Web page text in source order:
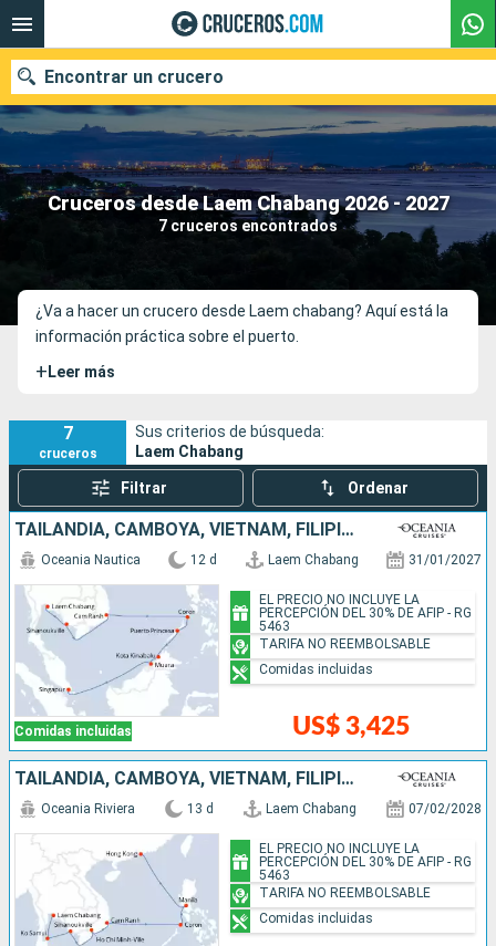
Cruceros desde Laem Chabang 2026 - 2027
7 cruceros encontrados
Encontrar un crucero
Nuestros destinos
Puertos Compañías
¿Va a hacer un crucero desde Laem chabang? Aquí está la
información práctica sobre el puerto.
+ Leer más
7
cruceros
Sus criterios de búsqueda:
Laem Chabang
Filtrar Ordenar
TAILANDIA, CAMBOYA, VIETNAM, FILIPINAS, MALASIA, BRUNEI, SINGAPUR
Comidas incluidas
Oceania Nautica 12 d Laem Chabang 31/01/2027
US$ 3,425
EL PRECIO NO INCLUYE LA
PERCEPCIÓN DEL 30% DE AFIP - RG
5463
TARIFA NO REEMBOLSABLE
Comidas incluidas
TAILANDIA, CAMBOYA, VIETNAM, FILIPINAS, CHINA
Oceania Riviera 13 d Laem Chabang 07/02/2028
EL PRECIO NO INCLUYE LA
PERCEPCIÓN DEL 30% DE AFIP - RG
5463
TARIFA NO REEMBOLSABLE
Comidas incluidas